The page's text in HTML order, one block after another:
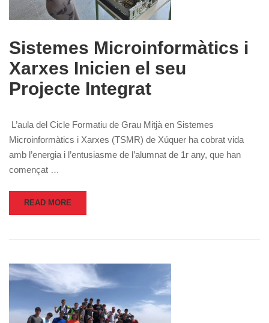
Sistemes Microinformàtics i
Xarxes Inicien el seu
Projecte Integrat
L’aula del Cicle Formatiu de Grau Mitjà en Sistemes
Microinformàtics i Xarxes (TSMR) de Xúquer ha cobrat vida
amb l’energia i l’entusiasme de l’alumnat de 1r any, que han
començat …
READ MORE